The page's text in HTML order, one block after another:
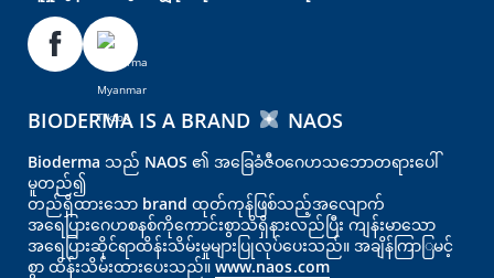
BIODERMA IS A BRAND NAOS
Bioderma သည် NAOS ၏ အခြေခံဇီဝဂေဟသဘောတရားပေါ်
မူတည်၍
တည်ရှိထားသော brand ထုတ်ကုန်ဖြစ်သည့်အလျောက်
အရေပြား‌‌‌‌ဂေဟစနစ်ကိုကောင်းစွာသိရှိနားလည်ပြီး ကျန်းမာသော
အရေပြားဆိုင်ရာထိန်းသိမ်းမှုများပြုလုပ်ပေးသည်။ အချိန်ကြာြမင့်
စွာ ထိန်းသိမ်းထားပေးသည်။ www.naos.com